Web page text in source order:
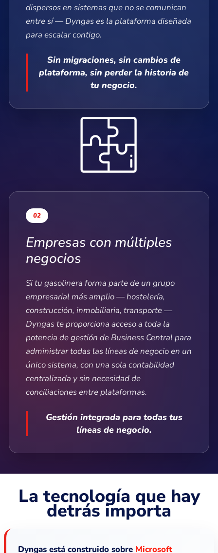
dispersos en sistemas que no se comunican
entre sí — Dyngas es la plataforma diseñada
para escalar contigo.
Sin migraciones, sin cambios de
plataforma, sin perder la historia de
tu negocio.
02
Empresas con múltiples
negocios
Si tu gasolinera forma parte de un grupo
empresarial más amplio — hostelería,
construcción, inmobiliaria, transporte —
Dyngas te proporciona acceso a toda la
potencia de gestión de Business Central para
administrar todas las líneas de negocio en un
único sistema, con una sola contabilidad
centralizada y sin necesidad de
conciliaciones entre plataformas.
Gestión integrada para todas tus
líneas de negocio.
La tecnología que hay
detrás importa
Dyngas está construido sobre Microsoft